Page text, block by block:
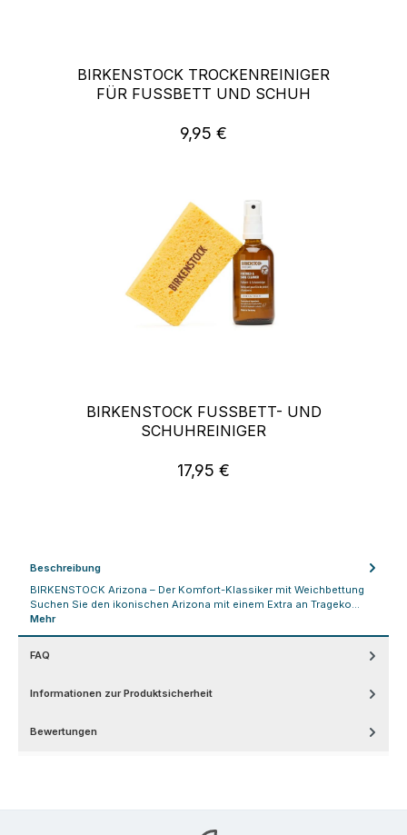
BIRKENSTOCK TROCKENREINIGER
FÜR FUSSBETT UND SCHUH
Regulärer Preis:
9,95 €
BIRKENSTOCK FUSSBETT- UND S
CHUHREINIGER
Regulärer Preis:
17,95 €
Beschreibung
BIRKENSTOCK Arizona – Der Komfort-Klassiker mit Weichbettung
Suchen Sie den ikonischen Arizona mit einem Extra an Trageko…
Mehr
FAQ
Informationen zur Produktsicherheit
Bewertungen